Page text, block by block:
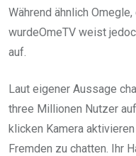
Während ähnlich
wurdeOmeTV weist
auf.
Laut eigener Aussage
three Millionen Nutzer
klicken Kamera
Fremden zu chatten. Ihr